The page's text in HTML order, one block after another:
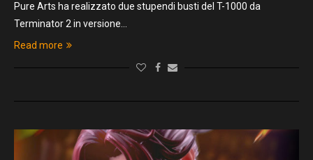
Pure Arts ha realizzato due stupendi busti del T-1000 da
Terminator 2 in versione…
Read more